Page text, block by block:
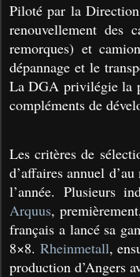
Piloté par la
renouvellement des
remorques) et
dépannage et le
La DGA privilégie la
compléments de
Les critères de
d’affaires annuel
l’année. Plusieurs
Arquus,
français a lancé sa
8×8. Rheinmetall,
production d’Angers